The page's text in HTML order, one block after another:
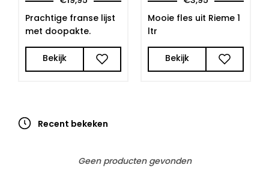
Prachtige franse lijst
met doopakte.
Bekijk
Mooie fles uit Rieme 1
ltr
Bekijk
Recent bekeken
Geen producten gevonden